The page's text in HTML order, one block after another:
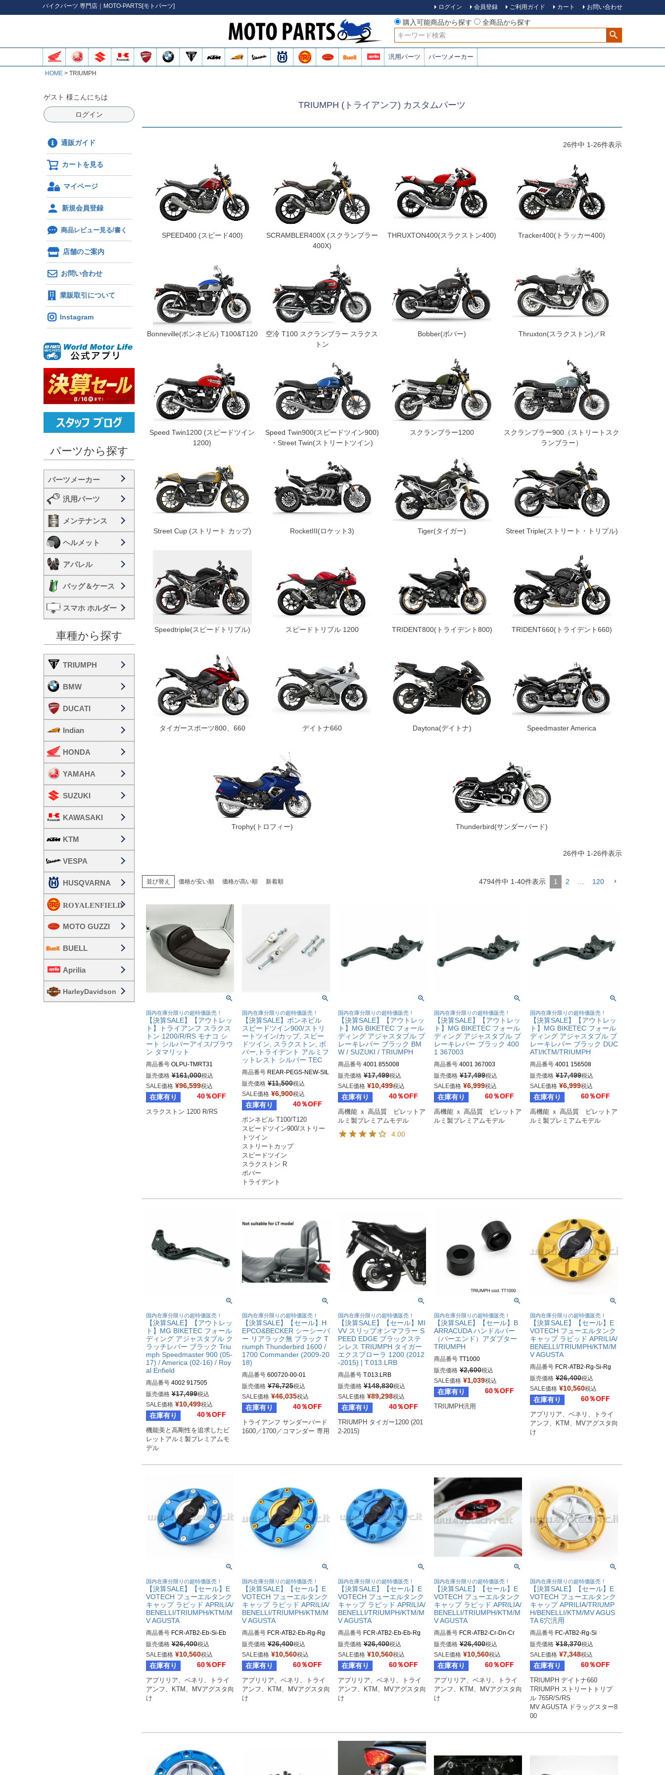
バイクパーツ 専門店｜MOTO-PARTS[モトパーツ] ログイン 会員登録 ご利用ガイド カート お問い合わせ
購入可能商品から探す
全商品から探す
検索
汎用パーツ パーツメーカー
HOME TRIUMPH
ゲスト 様こんにちは
ログイン
通販ガイド
カートを見る
マイページ
新規会員登録
商品レビュー見る/書く
店舗のご案内
お問い合わせ
業販取引について
Instagram
パーツから探す
汎用パーツ
メンテナンス
ヘルメット
アパレル
バッグ＆ケース
スマホ ホルダー
車種から探す
TRIUMPH
BMW
DUCATI
Indian
HONDA
YAMAHA
SUZUKI
KAWASAKI
KTM
VESPA
HUSQVARNA
MOTO GUZZI
BUELL
Aprilia
HarleyDavidson
TRIUMPH (トライアンフ) カスタムパーツ
26件中 1-26件表示
SPEED400 (スピード400)
SCRAMBLER400X (スクランブラー
400X)
THRUXTON400(スラクストン400) Tracker400(トラッカー400)
Bonneville(ボンネビル) T100&T120
空冷 T100 スクランブラー スラクス
トン
Bobber(ボバー) Thruxton(スラクストン)／R
Speed Twin1200 (スピードツイン
1200)
Speed Twin900(スピードツイン900)
・Street Twin(ストリートツイン)
スクランブラー1200
スクランブラー900（ストリートスク
ランブラー）
Street Cup (ストリート カップ) RocketIII(ロケット3) Tiger(タイガー) Street Triple(ストリート・トリプル)
Speedtriple(スピードトリプル) スピードトリプル 1200 TRIDENT800(トライデント800) TRIDENT660(トライデント660)
タイガースポーツ800、660 デイトナ660 Daytona(デイトナ) Speedmaster America
Trophy(トロフィー) Thunderbird(サンダーバード)
26件中 1-26件表示
並び替え 価格が安い順 価格が高い順 新着順 4794件中 1-40件表示 1 2 120
国内在庫分限りの超特価販売！
【決算SALE】【アウトレッ
ト】トライアンフ スラクス
トン 1200/R/RS モナコ シ
ート シルバーアイス/ブラウ
ン タマリット
商品番号 OLPU-TMRT31
販売価格 ¥161,000税込
SALE価格 ¥96,599税込
在庫有り 40％OFF
スラクストン 1200 R/RS
国内在庫分限りの超特価販売！
【決算SALE】ボンネビル
スピードツイン900/ストリ
ートツイン/カップ, スピー
ドツイン, スラクストン, ボ
バー,トライデント アルミフ
ットレスト シルバー TEC
商品番号 REAR-PEGS-NEW-SIL
販売価格 ¥11,500税込
SALE価格 ¥6,900税込
在庫有り 40％OFF
ボンネビル T100/T120
スピードツイン900/ストリー
トツイン
ストリートカップ
スピードツイン
スラクストン R
ボバー
トライデント
国内在庫分限りの超特価販売！
【決算SALE】【アウトレッ
ト】MG BIKETEC フォール
ディング アジャスタブル ブ
レーキレバー ブラック BM
W / SUZUKI / TRIUMPH
商品番号 4001 855008
販売価格 ¥17,499税込
SALE価格 ¥10,499税込
在庫有り 40％OFF
高機能 ｘ 高品質　ビレットア
ルミ製プレミアムモデル
4.00
国内在庫分限りの超特価販売！
【決算SALE】【アウトレッ
ト】MG BIKETEC フォール
ディング アジャスタブル ブ
レーキレバー ブラック 400
1 367003
商品番号 4001 367003
販売価格 ¥17,499税込
SALE価格 ¥6,999税込
在庫有り 60％OFF
高機能 ｘ 高品質　ビレットア
ルミ製プレミアムモデル
国内在庫分限りの超特価販売！
【決算SALE】【アウトレッ
ト】MG BIKETEC フォール
ディング アジャスタブル ブ
レーキレバー ブラック DUC
ATI/KTM/TRIUMPH
商品番号 4001 156508
販売価格 ¥17,499税込
SALE価格 ¥6,999税込
在庫有り 60％OFF
高機能 ｘ 高品質　ビレットア
ルミ製プレミアムモデル
国内在庫分限りの超特価販売！
【決算SALE】【アウトレッ
ト】MG BIKETEC フォール
ディング アジャスタブル ク
ラッチレバー ブラック Triu
mph Speedmaster 900 (05-
17) / America (02-16) / Roy
al Enfield
商品番号 4002 917505
販売価格 ¥17,499税込
SALE価格 ¥10,499税込
在庫有り 40％OFF
機能美と高剛性を追求したビ
レットアルミ製プレミアムモ
デル
国内在庫分限りの超特価販売！
【決算SALE】【セール】H
EPCO&BECKER シーシーバ
ー リアラック無 ブラック T
riumph Thunderbird 1600 /
1700 Commander (2009-20
18)
商品番号 600720-00-01
600720 00 01
販売価格 ¥76,725税込
SALE価格 ¥46,035税込
在庫有り 40％OFF
トライアンフ サンダーバード
1600／1700／コマンダー 専用
国内在庫分限りの超特価販売！
【決算SALE】【セール】MI
VV スリップオンマフラー S
PEED EDGE ブラックステ
ンレス TRIUMPH タイガー
エクスプローラ 1200 (2012
-2015) | T.013.LRB
商品番号 T.013.LRB
販売価格 ¥148,830税込
SALE価格 ¥89,298税込
在庫有り 40％OFF
TRIUMPH タイガー1200 (201
2-2015)
国内在庫分限りの超特価販売！
【決算SALE】【セール】B
ARRACUDA ハンドルバー
（バーエンド）アダプター
TRIUMPH
商品番号 TT1000
販売価格 ¥2,600税込
SALE価格 ¥1,039税込
在庫有り 60％OFF
TRIUMPH汎用
国内在庫分限りの超特価販売！
【決算SALE】【セール】E
VOTECH フューエルタンク
キャップ ラピッド APRILIA/
BENELLI/TRIUMPH/KTM/M
V AGUSTA
商品番号 FCR-ATB2-Rg-Si-Rg
販売価格 ¥26,400税込
SALE価格 ¥10,560税込
在庫有り 60％OFF
アプリリア、ベネリ、トライ
アンフ、KTM、MVアグスタ向
け
国内在庫分限りの超特価販売！
【決算SALE】【セール】E
VOTECH フューエルタンク
キャップ ラピッド APRILIA/
BENELLI/TRIUMPH/KTM/M
V AGUSTA
商品番号 FCR-ATB2-Eb-Si-Eb
販売価格 ¥26,400税込
SALE価格 ¥10,560税込
在庫有り 60％OFF
アプリリア、ベネリ、トライ
アンフ、KTM、MVアグスタ向
け
国内在庫分限りの超特価販売！
【決算SALE】【セール】E
VOTECH フューエルタンク
キャップ ラピッド APRILIA/
BENELLI/TRIUMPH/KTM/M
V AGUSTA
商品番号 FCR-ATB2-Eb-Rg-Rg
販売価格 ¥26,400税込
SALE価格 ¥10,560税込
在庫有り 60％OFF
アプリリア、ベネリ、トライ
アンフ、KTM、MVアグスタ向
け
国内在庫分限りの超特価販売！
【決算SALE】【セール】E
VOTECH フューエルタンク
キャップ ラピッド APRILIA/
BENELLI/TRIUMPH/KTM/M
V AGUSTA
商品番号 FCR-ATB2-Eb-Eb-Rg
販売価格 ¥26,400税込
SALE価格 ¥10,560税込
在庫有り 60％OFF
アプリリア、ベネリ、トライ
アンフ、KTM、MVアグスタ向
け
国内在庫分限りの超特価販売！
【決算SALE】【セール】E
VOTECH フューエルタンク
キャップ ラピッド APRILIA/
BENELLI/TRIUMPH/KTM/M
V AGUSTA
商品番号 FCR-ATB2-Cr-Dn-Cr
販売価格 ¥26,400税込
SALE価格 ¥10,560税込
在庫有り 60％OFF
アプリリア、ベネリ、トライ
アンフ、KTM、MVアグスタ向
け
国内在庫分限りの超特価販売！
【決算SALE】【セール】E
VOTECH フューエルタンク
キャップ APRILIA/TRIUMP
H/BENELLI/KTM/MV AGUS
TA 6穴汎用
商品番号 FC-ATB2-Rg-Si
販売価格 ¥18,370税込
SALE価格 ¥7,348税込
在庫有り 60％OFF
TRIUMPH デイトナ660
TRIUMPH ストリートトリプ
ル 765R/S/RS
MV AGUSTA ドラッグスター8
00